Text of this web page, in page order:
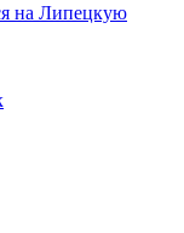
на Липецкую